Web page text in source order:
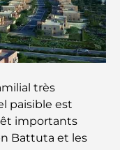
des meilleurs cafés
Dubaï : Ma
à Dubaï : le
très
paisible est
importants
Battuta et les